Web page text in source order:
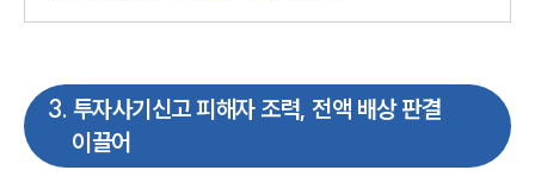
3. 투자사기신고 피해자 조력, 전액 배상 판결
이끌어